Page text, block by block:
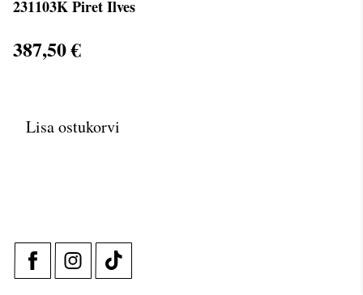
231103K Piret Ilves
387,50 €
Lisa ostukorvi